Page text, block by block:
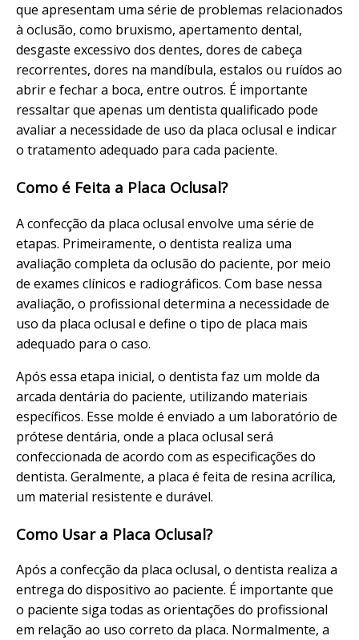
que apresentam uma série de problemas relacionados
à oclusão, como bruxismo, apertamento dental,
desgaste excessivo dos dentes, dores de cabeça
recorrentes, dores na mandíbula, estalos ou ruídos ao
abrir e fechar a boca, entre outros. É importante
ressaltar que apenas um dentista qualificado pode
avaliar a necessidade de uso da placa oclusal e indicar
o tratamento adequado para cada paciente.
Como é Feita a Placa Oclusal?
A confecção da placa oclusal envolve uma série de
etapas. Primeiramente, o dentista realiza uma
avaliação completa da oclusão do paciente, por meio
de exames clínicos e radiográficos. Com base nessa
avaliação, o profissional determina a necessidade de
uso da placa oclusal e define o tipo de placa mais
adequado para o caso.
Após essa etapa inicial, o dentista faz um molde da
arcada dentária do paciente, utilizando materiais
específicos. Esse molde é enviado a um laboratório de
prótese dentária, onde a placa oclusal será
confeccionada de acordo com as especificações do
dentista. Geralmente, a placa é feita de resina acrílica,
um material resistente e durável.
Como Usar a Placa Oclusal?
Após a confecção da placa oclusal, o dentista realiza a
entrega do dispositivo ao paciente. É importante que
o paciente siga todas as orientações do profissional
em relação ao uso correto da placa. Normalmente, a